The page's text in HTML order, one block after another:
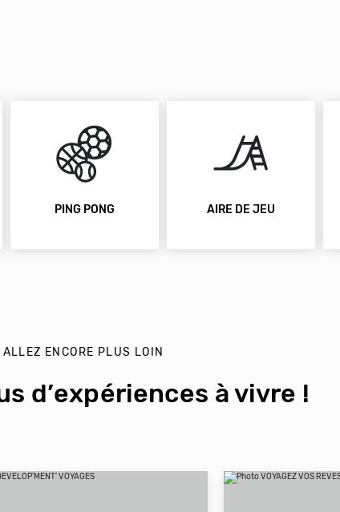
PING PONG AIRE DE JEU
ALLEZ ENCORE PLUS LOIN
d’expériences à vivre !